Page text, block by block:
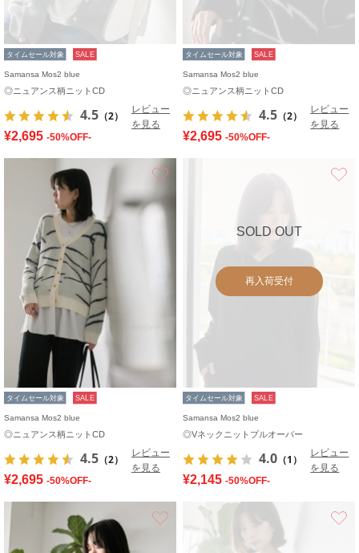
タイムセール対象 SALE
Samansa Mos2 blue
◎ニュアンス柄ニットCD
4.5 （2）
レビュー
を見る
¥2,695 -50%OFF-
タイムセール対象 SALE
Samansa Mos2 blue
◎ニュアンス柄ニットCD
4.5 （2）
レビュー
を見る
¥2,695 -50%OFF-
タイムセール対象 SALE
Samansa Mos2 blue
◎ニュアンス柄ニットCD
4.5 （2）
レビュー
を見る
¥2,695 -50%OFF-
SOLD OUT
再入荷受付
タイムセール対象 SALE
Samansa Mos2 blue
◎Vネックニットプルオーバー
4.0 （1）
レビュー
を見る
¥2,145 -50%OFF-
お気に入り